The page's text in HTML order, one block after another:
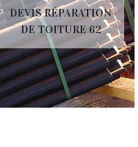
DEVIS RÉPARATION
DE TOITURE 62